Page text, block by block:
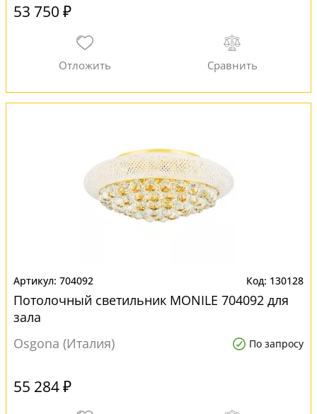
53 750 ₽
704092 130128
Потолочный светильник MONILE 704092 для
зала
Osgona (Италия)
По запросу
55 284 ₽